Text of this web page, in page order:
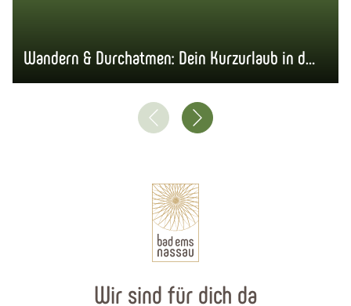
Wandern & Durchatmen: Dein Kurzurlaub in der Natur
Wir sind für dich da